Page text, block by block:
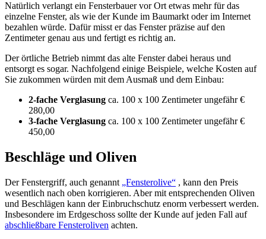
Natürlich verlangt ein Fensterbauer vor Ort etwas mehr für das
einzelne Fenster, als wie der Kunde im Baumarkt oder im Internet
bezahlen würde. Dafür misst er das Fenster präzise auf den
Zentimeter genau aus und fertigt es richtig an.
Der örtliche Betrieb nimmt das alte Fenster dabei heraus und
entsorgt es sogar. Nachfolgend einige Beispiele, welche Kosten auf
Sie zukommen würden mit dem Ausmaß und dem Einbau:
2-fache Verglasung ca. 100 x 100 Zentimeter ungefähr €
280,00
3-fache Verglasung ca. 100 x 100 Zentimeter ungefähr €
450,00
Beschläge und Oliven
Der Fenstergriff, auch genannt „Fensterolive“ , kann den Preis
wesentlich nach oben korrigieren. Aber mit entsprechenden Oliven
und Beschlägen kann der Einbruchschutz enorm verbessert werden.
Insbesondere im Erdgeschoss sollte der Kunde auf jeden Fall auf
abschließbare Fensteroliven achten.